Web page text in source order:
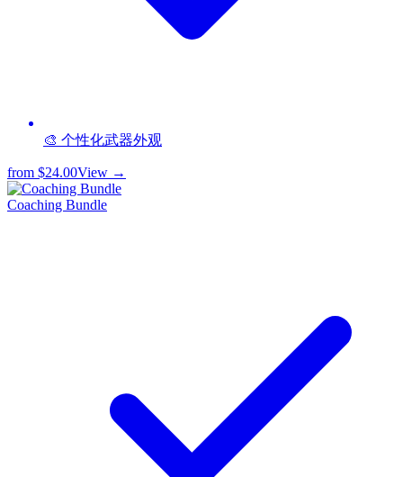
🎨 个性化武器外观
from $24.00View →
Coaching Bundle